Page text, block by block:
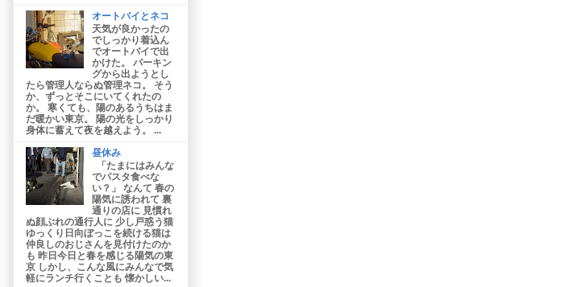
オートバイとネコ
天気が良かったの
でしっかり着込ん
でオートバイで出
かけた。 パーキン
グから出ようとし
たら管理人ならぬ管理ネコ。 そう
か、ずっとそこにいてくれたの
か。 寒くても、陽のあるうちはま
だ暖かい東京。 陽の光をしっかり
身体に蓄えて夜を越えよう。 ...
昼休み
「たまにはみんな
でパスタ食べな
い？」 なんて 春の
陽気に誘われて 裏
通りの店に 見慣れ
ぬ顔ぶれの通行人に 少し戸惑う猫
ゆっくり日向ぼっこを続ける猫は
仲良しのおじさんを見付けたのか
も 昨日今日と春を感じる陽気の東
京 しかし、こんな風にみんなで気
軽にランチ行くことも 懐かしい...